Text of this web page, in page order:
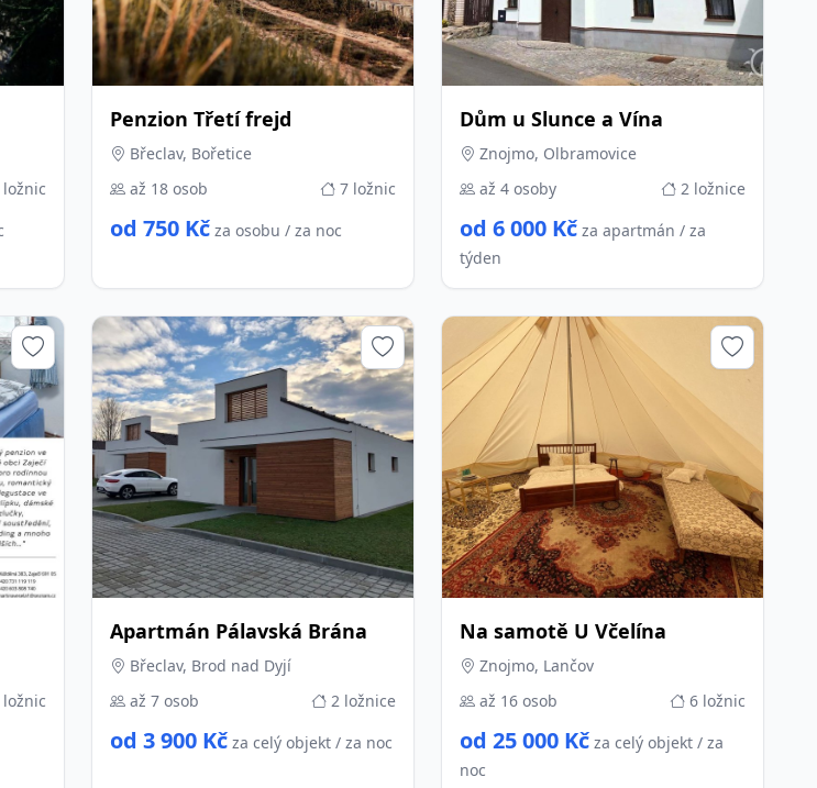
ložnic
Penzion Třetí frejd
Břeclav, Bořetice
až 18 osob
7 ložnic
od 750 Kč za osobu / za noc
Dům u Slunce a Vína
Znojmo, Olbramovice
až 4 osoby
2 ložnice
od 6 000 Kč za apartmán / za
týden
ložnic
Apartmán Pálavská Brána
Břeclav, Brod nad Dyjí
až 7 osob
2 ložnice
od 3 900 Kč za celý objekt / za noc
Na samotě U Včelína
Znojmo, Lančov
až 16 osob
6 ložnic
od 25 000 Kč za celý objekt / za
noc